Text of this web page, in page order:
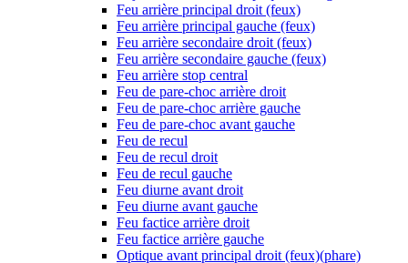
Feu arrière principal droit (feux)
Feu arrière principal gauche (feux)
Feu arrière secondaire droit (feux)
Feu arrière secondaire gauche (feux)
Feu arrière stop central
Feu de pare-choc arrière droit
Feu de pare-choc arrière gauche
Feu de pare-choc avant gauche
Feu de recul
Feu de recul droit
Feu de recul gauche
Feu diurne avant droit
Feu diurne avant gauche
Feu factice arrière droit
Feu factice arrière gauche
Optique avant principal droit (feux)(phare)